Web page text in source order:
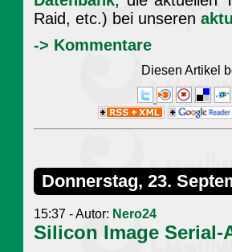
Raid, etc.) bei unseren
-> Kommentare
Diesen Artikel
Donnerstag, 23.
15:37 - Autor: Nero24
Silicon Image Serial-